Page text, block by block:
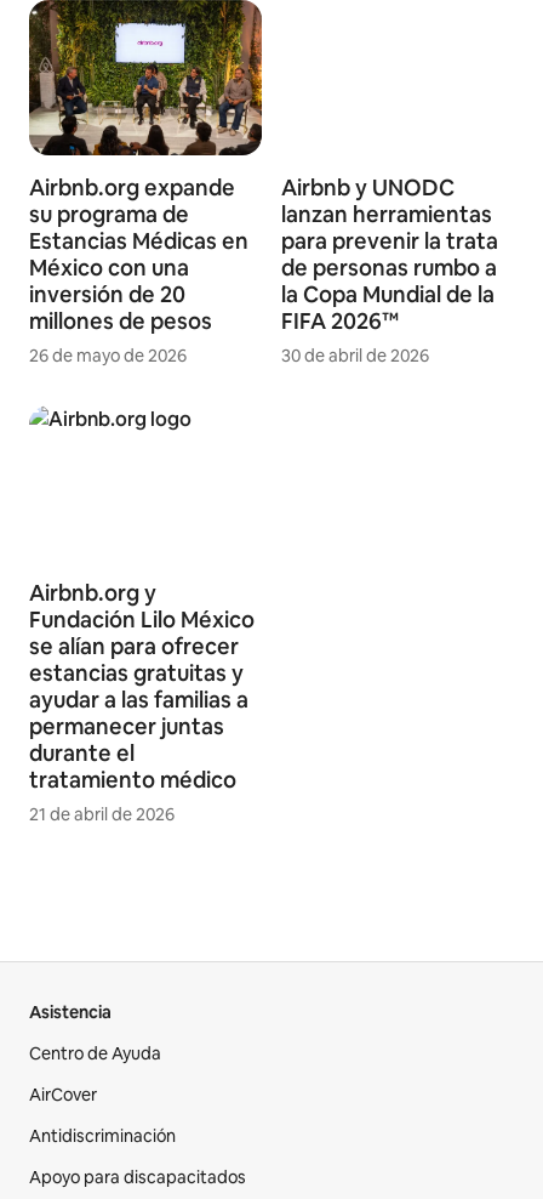
Airbnb.org expande
su programa de
Estancias Médicas en
México con una
inversión de 20
millones de pesos
26 de mayo de 2026
Airbnb y UNODC
lanzan herramientas
para prevenir la trata
de personas rumbo a
la Copa Mundial de la
FIFA 2026™
30 de abril de 2026
Airbnb.org y
Fundación Lilo México
se alían para ofrecer
estancias gratuitas y
ayudar a las familias a
permanecer juntas
durante el
tratamiento médico
21 de abril de 2026
Asistencia
Centro de Ayuda
AirCover
Antidiscriminación
Apoyo para discapacitados